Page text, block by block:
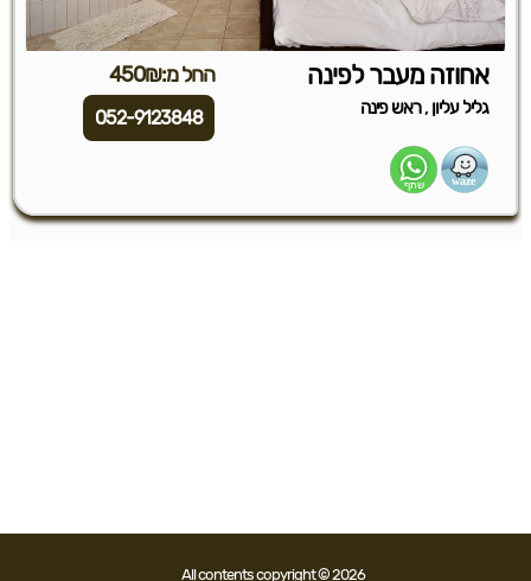
אחוזה מעבר לפינה החל מ:450₪
גליל עליון ,ראש פינה 052-9123848
All contents copyright © 2026